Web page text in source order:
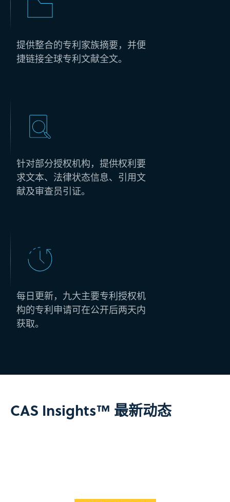
提供整合的专利家族摘要，并便
捷链接全球专利文献全文。
针对部分授权机构，提供权利要
求文本、法律状态信息、引用文
献及审查员引证。
每日更新，九大主要专利授权机
构的专利申请可在公开后两天内
获取。
CAS Insights™ 最新动态